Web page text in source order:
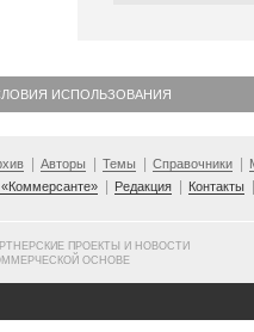
ИСПОЛЬЗОВАНИЯ
Авторы Темы Справочники
Редакция Контакты
ПРОЕКТЫ И НОВОСТИ
ОСНОВЕ